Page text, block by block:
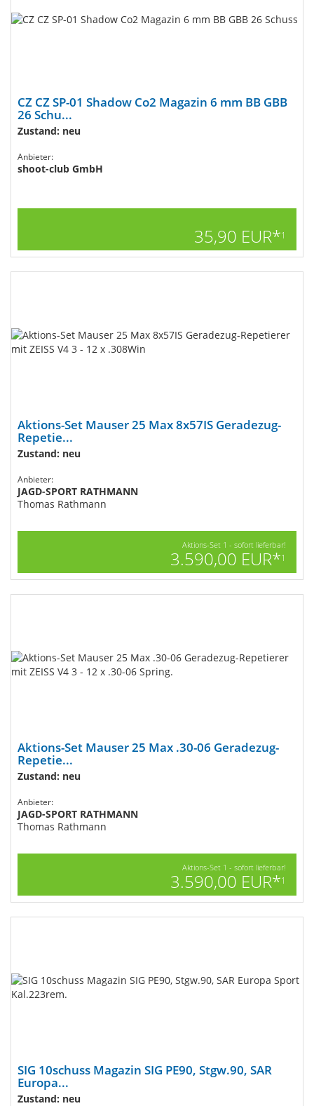
CZ CZ SP-01 Shadow Co2 Magazin 6 mm BB GBB
26 Schu...
Zustand: neu
Anbieter:
shoot-club GmbH
35,90 EUR*1
Aktions-Set Mauser 25 Max 8x57IS Geradezug-
Repetie...
Zustand: neu
Anbieter:
JAGD-SPORT RATHMANN
Thomas Rathmann
Aktions-Set 1 - sofort lieferbar!
3.590,00 EUR*1
Aktions-Set Mauser 25 Max .30-06 Geradezug-
Repetie...
Zustand: neu
Anbieter:
JAGD-SPORT RATHMANN
Thomas Rathmann
Aktions-Set 1 - sofort lieferbar!
3.590,00 EUR*1
SIG 10schuss Magazin SIG PE90, Stgw.90, SAR
Europa...
Zustand: neu